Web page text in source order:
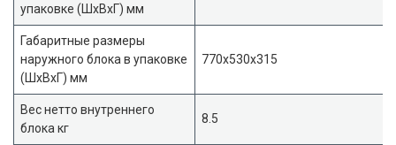
упаковке (ШxВxГ) мм
Габаритные размеры
наружного блока в упаковке
(ШxВxГ) мм
770x530x315
Вес нетто внутреннего
блока кг
8.5